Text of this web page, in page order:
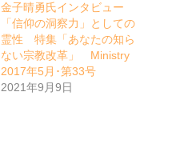
金子晴勇氏インタビュー
「信仰の洞察力」としての
霊性 特集「あなたの知ら
ない宗教改革」 Ministry
2017年5月･第33号
2021年9月9日